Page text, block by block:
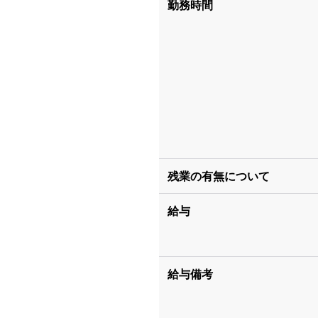
勤務時間
残業の有無について
給与
給与備考